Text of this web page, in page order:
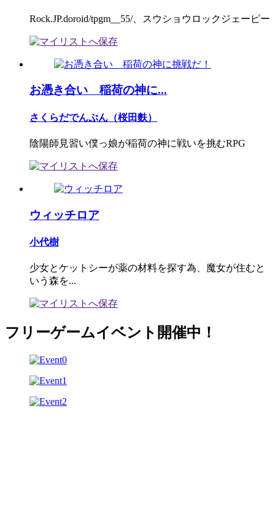
Rock.JP.doroid/tpgm__55/、スウショウロックジェーピー
お憑き合い 稲荷の神に...
さくらだでんぷん（桜田麩）
陰陽師見習い僕っ娘が稲荷の神に戦いを挑むRPG
ウィッチロア
小代樹
少女とケットシーが薬の材料を探す為、魔女が住むと
いう森を...
フリーゲームイベント開催中！